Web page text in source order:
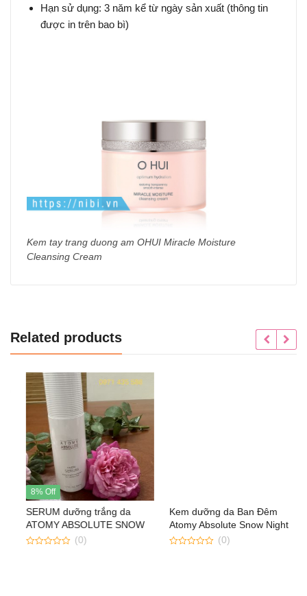
Hạn sử dụng: 3 năm kể từ ngày sản xuất (thông tin
được in trên bao bì)
Kem tay trang duong am OHUI Miracle Moisture
Cleansing Cream
Related products
8% Off
SERUM dưỡng trắng da
ATOMY ABSOLUTE SNOW
SERUM
(0)
Kem dưỡng da Ban Đêm
Atomy Absolute Snow Night
Cream
(0)